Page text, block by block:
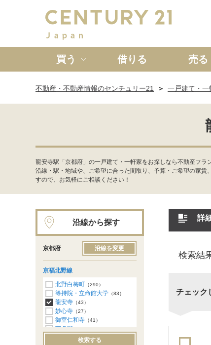
買う
新築一戸建て 中古一
借りる 売る
不動産・不動産情報のセンチュリー21 一戸建て・一
龍安寺駅「京都府」の一戸建て・一軒家をお探しなら不動産フ
沿線・駅・地域や、ご希望に合った間取り、予算・ご希望の家
すので、お気軽にご相談ください！
詳
検索結
チェック
沿線から探す
京都府 沿線を変更
京福北野線
北野白梅町 （290）
等持院・立命館大学 （83）
龍安寺 （43）
妙心寺 （27）
御室仁和寺 （41）
宇多野
（57）検索する